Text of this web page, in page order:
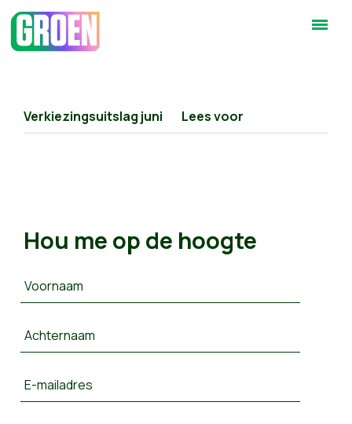
Verkiezingsuitslag juni Lees voor
Hou me op de hoogte
Voornaam
Achternaam
E-mailadres